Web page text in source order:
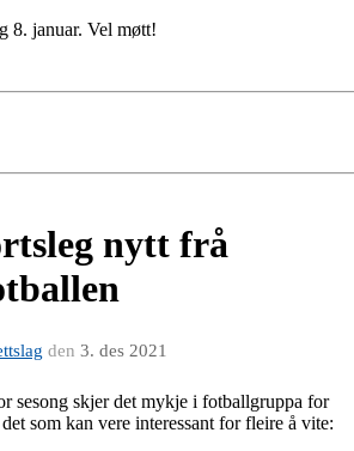
8. januar. Vel møtt!
nytt frå
den 3. des 2021
sesong skjer det mykje i fotballgruppa for
som kan vere interessant for fleire å vite: